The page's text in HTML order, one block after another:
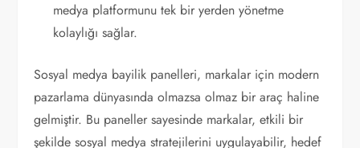
medya platformunu tek bir yerden yönetme
kolaylığı sağlar.
Sosyal medya bayilik panelleri, markalar için modern
pazarlama dünyasında olmazsa olmaz bir araç haline
gelmiştir. Bu paneller sayesinde markalar, etkili bir
şekilde sosyal medya stratejilerini uygulayabilir, hedef